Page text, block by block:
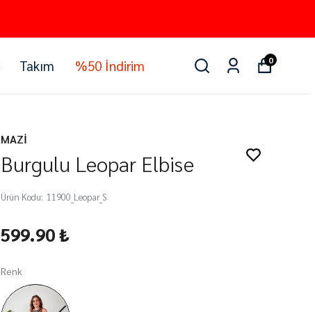
Takım %50 İndirim 0
MAZİ
Burgulu Leopar Elbise
Ürün Kodu: 11900_Leopar_S
599.90 ₺
Renk